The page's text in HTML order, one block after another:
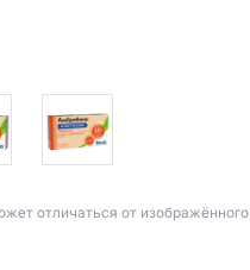
отличаться от изображённого